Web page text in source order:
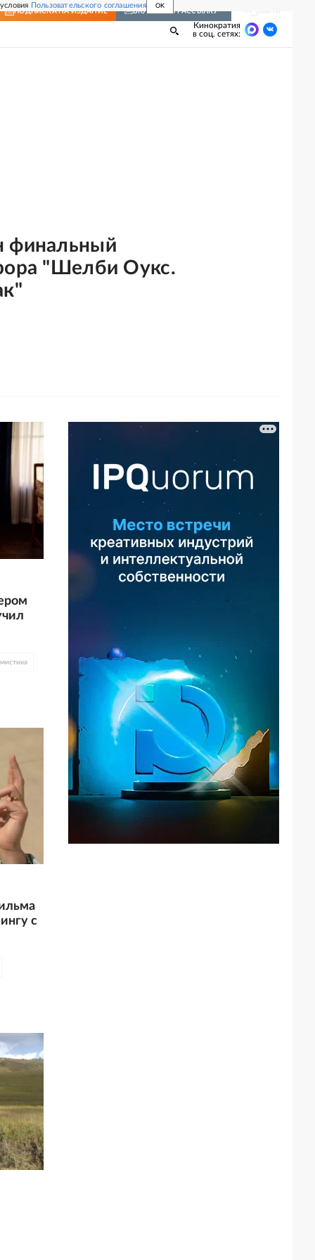
Пользовательского соглашения OK
ПОДПИСКА НА ИЗДАНИЕ ВКЛЮЧИТЬ РАССЫЛКУ
Кинократия
в соц. сетях:
финальный
"Шелби Оукс.
мистика
с